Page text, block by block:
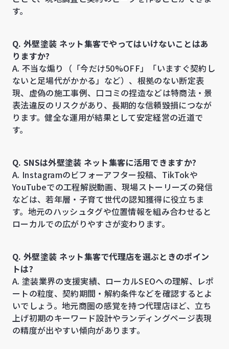
す。
Q. 外壁塗装 ネット集客でやってはいけないことはあ
りますか?
A. 不当な煽り（「今だけ50%OFF」「いますぐ契約し
ないと足場代がかかる」など）、根拠のない断定表
現、虚偽の施工事例、口コミの捏造などは特商法・景
表法違反のリスクがあり、長期的な信頼毀損につなが
ります。健全な運用が結果として安定経営の近道で
す。
Q. SNSは外壁塗装 ネット集客に活用できますか?
A. Instagramのビフォーアフター投稿、TikTokや
YouTubeでの工程解説動画、現場ストーリーズの発信
などは、若年層・子育て世代の認知獲得に役立ちま
す。地元のハッシュタグや位置情報を組み合わせると
ローカルでの広がりやすさが変わります。
Q. 外壁塗装 ネット集客で代理店を選ぶときのポイン
トは?
A. 塗装業界の支援実績、ローカルSEOへの理解、レポ
ートの粒度、契約期間・解約条件などを確認するとよ
いでしょう。地元商圏の感覚を持つ代理店ほど、立ち
上げ初期のキーワード設計やランディングページ表現
の精度が出やすい傾向があります。